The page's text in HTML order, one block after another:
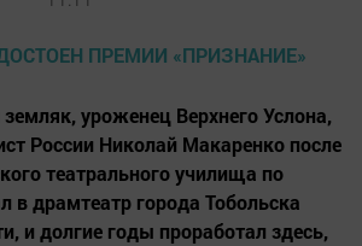
уроженец Верхнего Услона,
России Николай Макаренко после
театрального училища по
в драмтеатр города Тобольска
и долгие годы проработал здесь,